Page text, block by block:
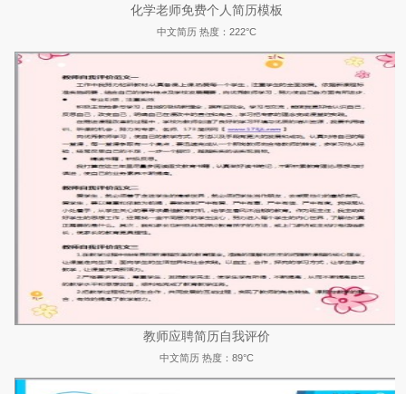
化学老师免费个人简历模板
中文简历 热度：222°C
教师应聘简历自我评价
中文简历 热度：89°C